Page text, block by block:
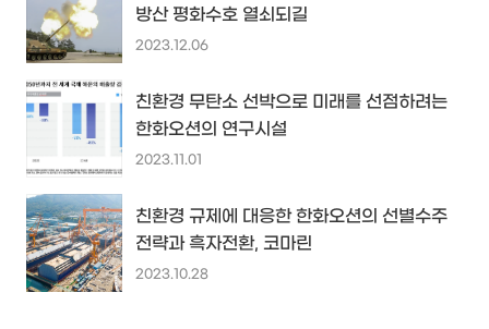
방산 평화수호 열쇠되길
2023.12.06
친환경 무탄소 선박으로 미래를 선점하려는
한화오션의 연구시설
2023.11.01
친환경 규제에 대응한 한화오션의 선별수주
전략과 흑자전환, 코마린
2023.10.28